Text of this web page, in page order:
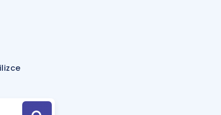
Hesaplama Aracı
için Öneriler
Tek Takvimde